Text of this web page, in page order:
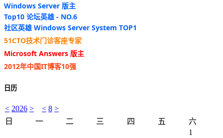
Windows Server 版主
Top10 论坛英雄 - NO.6
社区英雄 Windows Server System TOP1
51CTO技术门诊客座专家
Microsoft Answers 版主
2012年中国IT博客10强
日历
< 2026 > < 8 >
日
一 二 三 四 五
六
1